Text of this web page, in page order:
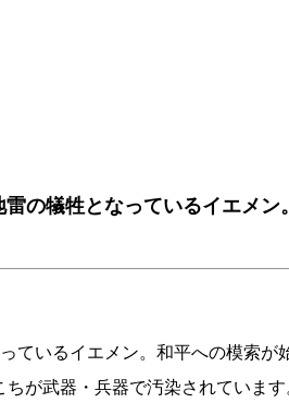
の犠牲となっているイエメン
ているイエメン。和平への模索が
が武器・兵器で汚染されていま